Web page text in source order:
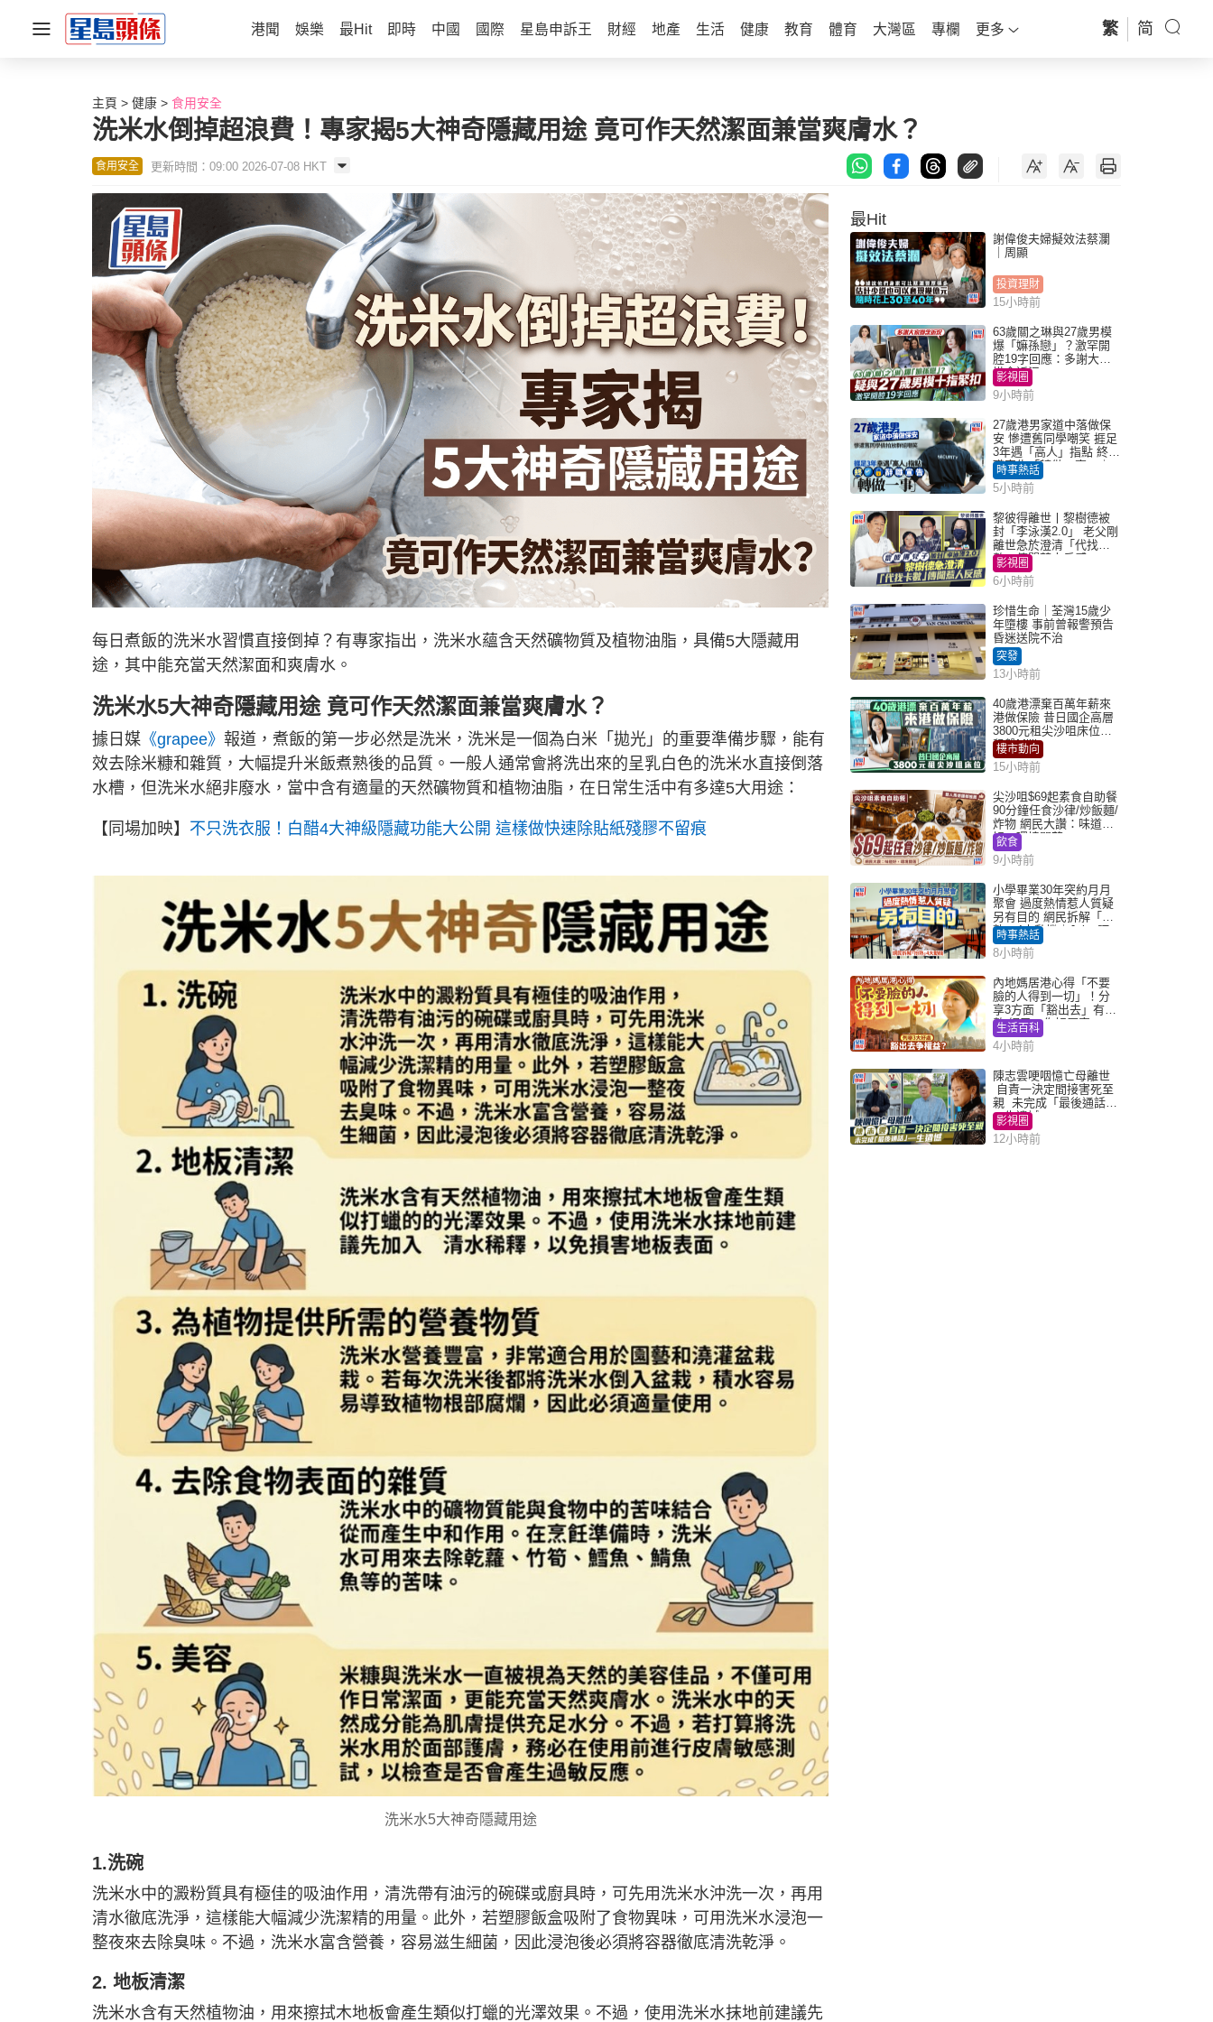
港聞 娛樂 最Hit 即時 中國 國際 星島申訴王 財經 地產 生活 健康 教育 體育 大灣區 專欄 更多 繁 简
主頁 健康 食用安全
洗米水倒掉超浪費！專家揭5大神奇隱藏用途 竟可作天然潔面兼當爽膚水？
食用安全 更新時間：09:00 2026-07-08 HKT
每日煮飯的洗米水習慣直接倒掉？有專家指出，洗米水蘊含天然礦物質及植物油脂，具備5大隱藏用
途，其中能充當天然潔面和爽膚水。
洗米水5大神奇隱藏用途 竟可作天然潔面兼當爽膚水？
據日媒 《grapee》 報道，煮飯的第一步必然是洗米，洗米是一個為白米「拋光」的重要準備步驟，能有
效去除米糠和雜質，大幅提升米飯煮熟後的品質。一般人通常會將洗出來的呈乳白色的洗米水直接倒落
水槽，但洗米水絕非廢水，當中含有適量的天然礦物質和植物油脂，在日常生活中有多達5大用途：
【同場加映】 不只洗衣服！白醋4大神級隱藏功能大公開 這樣做快速除貼紙殘膠不留痕
洗米水5大神奇隱藏用途
1.洗碗
洗米水中的澱粉質具有極佳的吸油作用，清洗帶有油污的碗碟或廚具時，可先用洗米水沖洗一次，再用
清水徹底洗淨，這樣能大幅減少洗潔精的用量。此外，若塑膠飯盒吸附了食物異味，可用洗米水浸泡一
整夜來去除臭味。不過，洗米水富含營養，容易滋生細菌，因此浸泡後必須將容器徹底清洗乾淨。
2. 地板清潔
洗米水含有天然植物油，用來擦拭木地板會產生類似打蠟的光澤效果。不過，使用洗米水抹地前建議先
最Hit
謝偉俊夫婦擬效法蔡瀾
｜周顯
投資理財
15小時前
63歲關之琳與27歲男模
爆「嫲孫戀」？激罕開
腔19字回應：多謝大家
掛念近況
影視圈
9小時前
27歲港男家道中落做保
安 慘遭舊同學嘲笑 捱足
3年遇「高人」指點 終辭
職宣告「轉做一事」｜
Juicy叮
時事熱話
5小時前
黎彼得離世丨黎樹德被
封「李泳漢2.0」 老父剛
離世急於澄清「代找卡
數」傳聞惹人反感
影視圈
6小時前
珍惜生命｜荃灣15歲少
年墮樓 事前曾報警預告
昏迷送院不治
突發
13小時前
40歲港漂棄百萬年薪來
港做保險 昔日國企高層
3800元租尖沙咀床位｜
租盤Million
樓市動向
15小時前
尖沙咀$69起素食自助餐
90分鐘任食沙律/炒飯麵/
炸物 網民大讚：味道
好，環境闊落
飲食
9小時前
小學畢業30年突約月月
聚會 過度熱情惹人質疑
另有目的 網民拆解「扮
熟」4大動機｜Juicy叮
時事熱話
8小時前
內地媽居港心得「不要
臉的人得到一切」！分
享3方面「豁出去」有著
數 網民：你好厲害
生活百科
4小時前
陳志雲哽咽憶亡母離世
自責一決定間接害死至
親 未完成「最後通話」
一生遺憾
影視圈
12小時前